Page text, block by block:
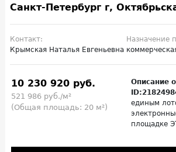
Санкт-Петербург г,
Контакт:
Крымская Наталья Евгеньевна
Назначение
10 230 920 руб.
521 986 руб./м²
(Общая площадь: 20 м²)
Описание
единым
площадке